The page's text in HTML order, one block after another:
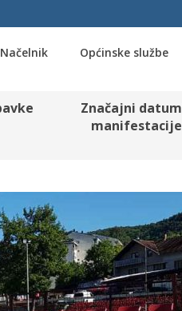
Načelnik Općinske službe
Značajni
manifestacije